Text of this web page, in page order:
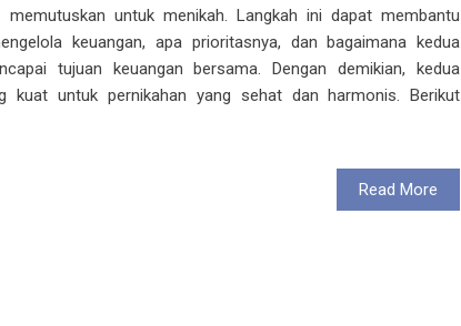
untuk menikah. Langkah ini dapat membantu
keuangan, apa prioritasnya, dan bagaimana kedua
tujuan keuangan bersama. Dengan demikian, kedua
kuat untuk pernikahan yang sehat dan harmonis. Berikut
Read More